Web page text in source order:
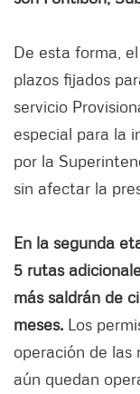
De esta forma,
plazos fijados
servicio
especial para la
por la
sin afectar la
En la segunda
5 rutas
más saldrán de
meses. Los
operación de las
aún quedan